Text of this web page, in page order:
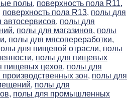
полы, поверхность пола R11,
поверхность пола R13, полы для
автосервисов, полы для
полы для магазинов, полы
полы для мясопереработки,
для пищевой отрасли, полы
полы для пищевых
пищевых цехов, полы для
зон, полы для
полы для
полы для промышленных